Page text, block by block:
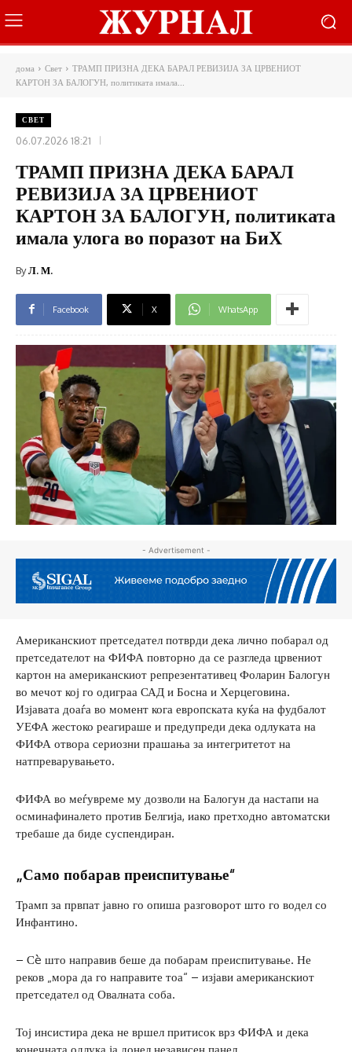
дома Свет
ТРАМП ПРИЗНА ДЕКА БАРАЛ РЕВИЗИЈА ЗА ЦРВЕНИОТ
КАРТОН ЗА БАЛОГУН, политиката имала...
СВЕТ
06.07.2026 18:21
ТРАМП ПРИЗНА ДЕКА БАРАЛ
РЕВИЗИЈА ЗА ЦРВЕНИОТ
КАРТОН ЗА БАЛОГУН, политиката
имала улога во поразот на БиХ
ByЛ. М.
Facebook X WhatsApp
- Advertisement -
Американскиот претседател потврди дека лично побарал од
претседателот на ФИФА повторно да се разгледа црвениот
картон на американскиот репрезентативец Фоларин Балогун
во мечот кој го одиграа САД и Босна и Херцеговина.
Изјавата доаѓа во момент кога европската куќа на фудбалот
УЕФА жестоко реагираше и предупреди дека одлуката на
ФИФА отвора сериозни прашања за интегритетот на
натпреварувањето.
ФИФА во меѓувреме му дозволи на Балогун да настапи на
осминафиналето против Белгија, иако претходно автоматски
требаше да биде суспендиран.
„Само побарав преиспитување“
Трамп за првпат јавно го опиша разговорот што го водел со
Инфантино.
– Сè што направив беше да побарам преиспитување. Не
реков „мора да го направите тоа“ – изјави американскиот
претседател од Овалната соба.
Тој инсистира дека не вршел притисок врз ФИФА и дека